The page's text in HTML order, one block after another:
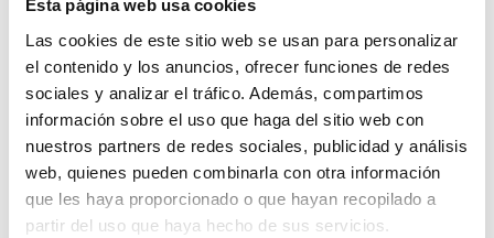
Esta página web usa cookies
Las cookies de este sitio web se usan para personalizar
el contenido y los anuncios, ofrecer funciones de redes
sociales y analizar el tráfico. Además, compartimos
información sobre el uso que haga del sitio web con
nuestros partners de redes sociales, publicidad y análisis
web, quienes pueden combinarla con otra información
que les haya proporcionado o que hayan recopilado a
partir del uso que haya hecho de sus servicios.
puedes hacer presencial cuando te va bien y online
cuando no. Así no rompes el hábito por una semana
complicada.
La clave, de nuevo, no es el formato. Es el método y la
constancia.
El perfil más habitual: